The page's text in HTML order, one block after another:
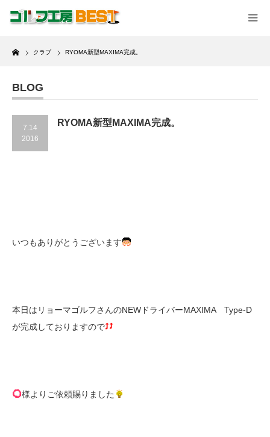
Home
クラブ RYOMA新型MAXIMA完成。
BLOG
7.14
2016
RYOMA新型MAXIMA完成。
いつもありがとうございます
本日はリョーマゴルフさんのNEWドライバーMAXIMA Type-D
が完成しておりますので
様よりご依頼賜りました